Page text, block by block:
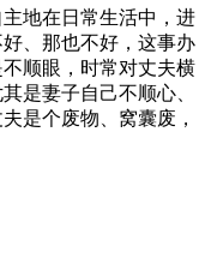
地在日常生活中，进
、那也不好，这事办
顺眼，时常对丈夫横
是妻子自己不顺心、
是个废物、窝囊废，